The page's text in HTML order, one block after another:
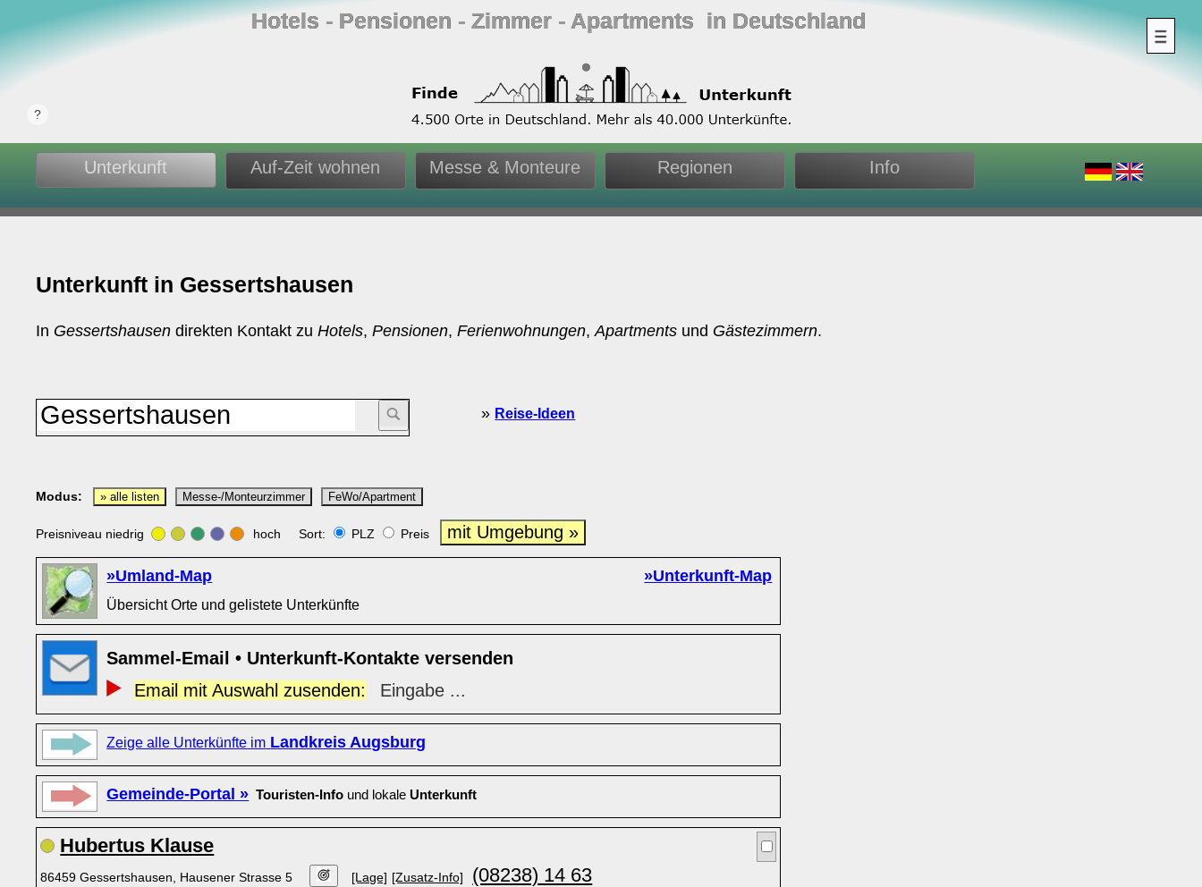
Hotels ‐ Pensionen ‐ Zimmer ‐ Apartments in Deutschland
Unterkunft Auf-Zeit wohnen Messe & Monteure Regionen Info
Unterkunft in Gessertshausen
In Gessertshausen direkten Kontakt zuHotels,Pensionen,Ferienwohnungen,Apartments und Gästezimmern.
» Reise-Ideen
Modus: » alle listen Messe-/Monteurzimmer FeWo/Apartment
Preisniveau niedrig hoch Sort: PLZ Preis mit Umgebung »
»Umland-Map »Unterkunft-Map
Übersicht Orte und gelistete Unterkünfte
Sammel-Email • Unterkunft-Kontakte versenden
Email mit Auswahl zusenden:
Eingabe ...
Zeige alle Unterkünfte im Landkreis Augsburg
Gemeinde-Portal » Touristen-Info und lokale Unterkunft
Hubertus Klause
86459 Gessertshausen, Hausener Strasse 5 [Lage] [Zusatz-Info] (08238) 14 63